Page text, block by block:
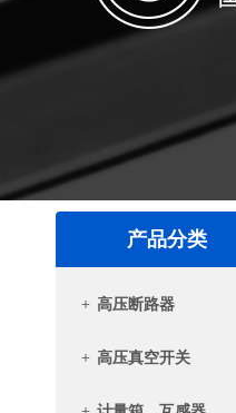
产品分类
+ 高压断路器
+ 高压真空开关